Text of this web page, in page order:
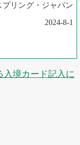
プリング・ジャパン
2024-8-1
入境カード記入に